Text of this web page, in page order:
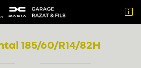

185/60/R14/82H